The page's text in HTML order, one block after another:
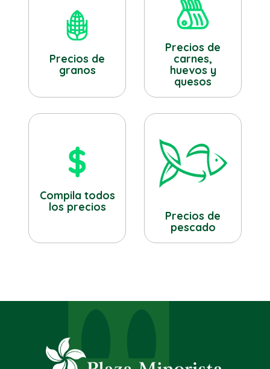
Precios de
granos
Precios de
carnes,
huevos y
quesos
Compila todos
los precios
Precios de
pescado